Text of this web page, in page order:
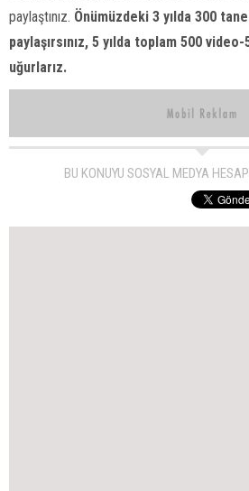
paylaştınız. Önümüzdeki 3 yılda 300
paylaşırsınız, 5 yılda toplam 500
uğurlarız.
BU KONUYU SOSYAL MEDYA